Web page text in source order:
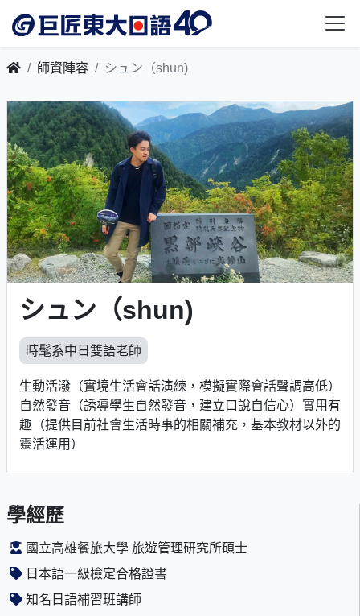
師資陣容 シュン（shun)
シュン（shun)
時髦系中日雙語老師
生動活潑（實境生活會話演練，模擬實際會話聲調高低）
自然發音（誘導學生自然發音，建立口說自信心）實用有
趣（提供目前社會生活時事的相關補充，基本教材以外的
靈活運用）
學經歷
國立高雄餐旅大學 旅遊管理研究所碩士
日本語一級檢定合格證書
知名日語補習班講師